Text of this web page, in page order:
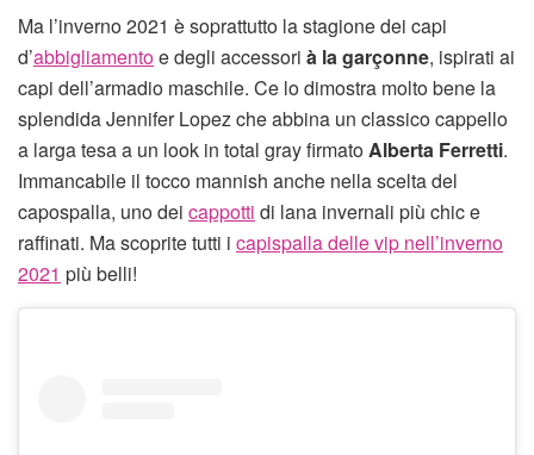
Ma l’inverno 2021 è soprattutto la stagione dei capi
d’abbigliamentoe degli accessori à la garçonne, ispirati ai
capi dell’armadio maschile. Ce lo dimostra molto bene la
splendida Jennifer Lopez che abbina un classico cappello
a larga tesa a un look in total gray firmatoAlberta Ferretti.
Immancabile il tocco mannish anche nella scelta del
capospalla, uno dei cappotti di lana invernali più chic e
raffinati. Ma scoprite tutti i capispalla delle vip nell’inverno
2021 più belli!